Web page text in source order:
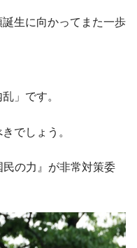
ぎるモチーフとは？
生に向かってまた一歩
」です。
でしょう。
の力』が非常対策委